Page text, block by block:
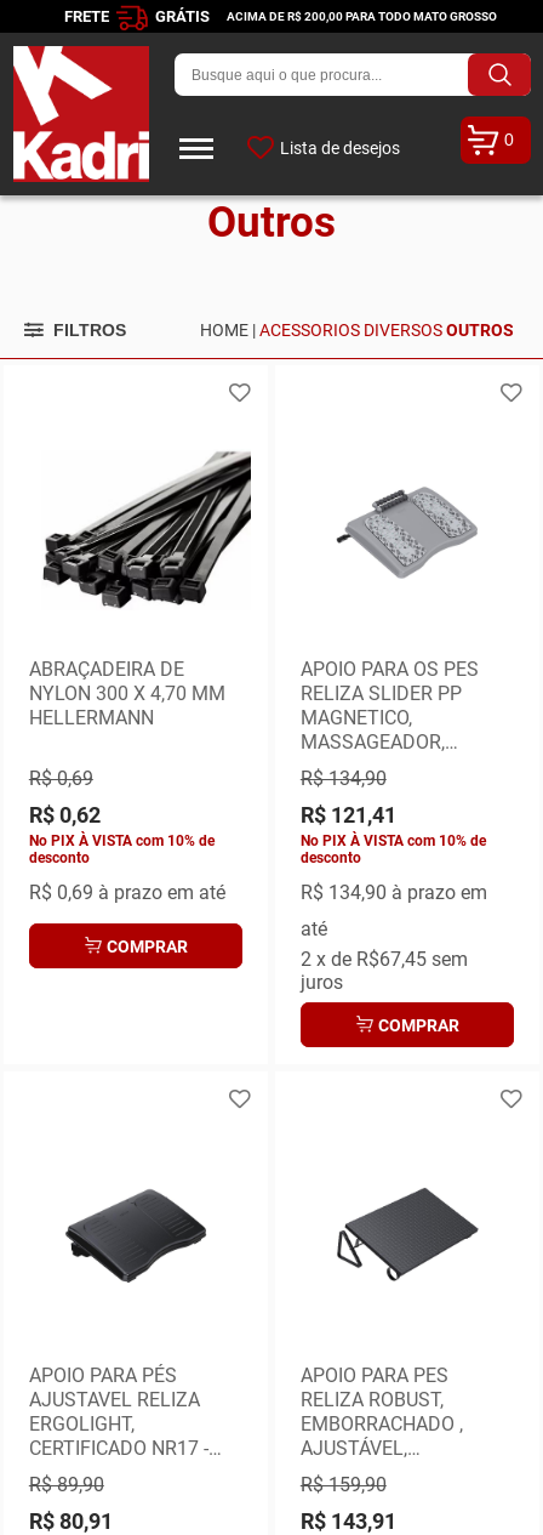
FRETE GRÁTIS ACIMA DE R$ 200,00 PARA TODO MATO GROSSO
Lista de desejos 0
Outros
FILTROS HOME |ACESSORIOS DIVERSOSOUTROS
ABRAÇADEIRA DE
NYLON 300 X 4,70 MM
HELLERMANN
R$ 0,69
R$ 0,62
No PIX À VISTA com 10% de
desconto
R$ 0,69 à prazo em até
COMPRAR
APOIO PARA OS PES
RELIZA SLIDER PP
MAGNETICO,
MASSAGEADOR,
CERTIFICADO NR17 -
CINZA
R$ 134,90
R$ 121,41
No PIX À VISTA com 10% de
desconto
R$ 134,90 à prazo em
até
2x de R$67,45sem
juros
COMPRAR
APOIO PARA PÉS
AJUSTAVEL RELIZA
ERGOLIGHT,
CERTIFICADO NR17 -
PRETO
R$ 89,90
R$ 80,91
APOIO PARA PES
RELIZA ROBUST,
EMBORRACHADO ,
AJUSTÁVEL,
CERTIFICADO NR17 -
EMBORRACHADO
R$ 159,90
R$ 143,91